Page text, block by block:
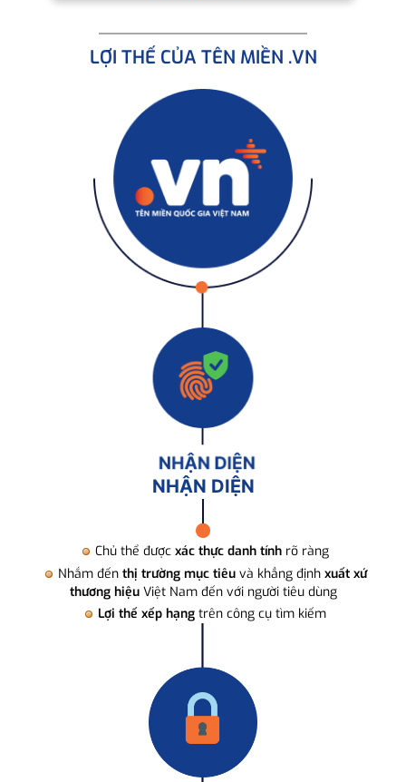
LỢI THẾ CỦA TÊN MIỀN .VN
NHẬN DIỆN
Chủ thể được xác thực danh tính rõ ràng
Nhắm đến thị trường mục tiêuvà khẳng định xuất xứ
thương hiệuViệt Nam đến với người tiêu dùng
Lợi thế xếp hạng trên công cụ tìm kiếm